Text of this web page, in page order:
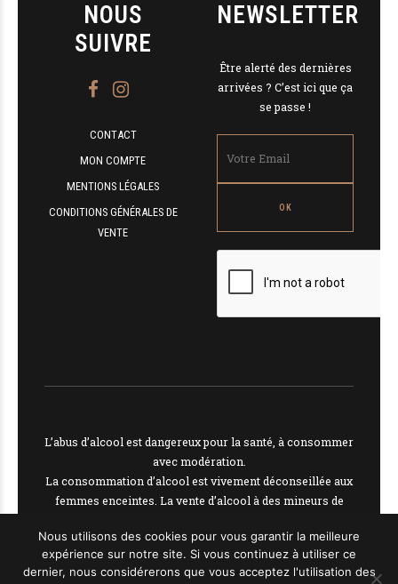
NOUS
SUIVRE
CONTACT
MON COMPTE
MENTIONS LÉGALES
CONDITIONS GÉNÉRALES DE
VENTE
NEWSLETTER
Être alerté des dernières
arrivées ? C’est ici que ça
se passe !
L’abus d’alcool est dangereux pour la santé, à consommer
avec modération.
La consommation d’alcool est vivement déconseillée aux
femmes enceintes. La vente d’alcool à des mineurs de
En accédant à nos offres, vous déclarez avoir 18 ans
révolus.
Nous utilisons des cookies pour vous garantir la meilleure
expérience sur notre site. Si vous continuez à utiliser ce
dernier, nous considérerons que vous acceptez l'utilisation des